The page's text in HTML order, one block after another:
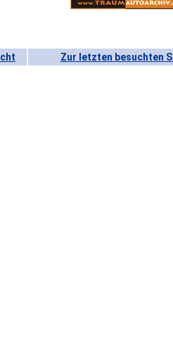
Zur letzten besuchten